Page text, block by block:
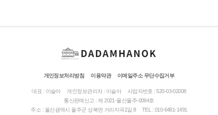
개인정보처리방침 이용약관 이메일주소 무단수집거부
대표 : 이슬아 개인정보관리자 : 이슬아
사업자번호 : 520-03-02008
통신판매신고 : 제 2021-울산울주-0094호
주소 : 울산광역시 울주군 상북면 거리지곡2길 8
TEL : 010-6481-1491